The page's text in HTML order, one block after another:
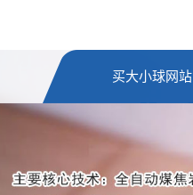
买大小球网站